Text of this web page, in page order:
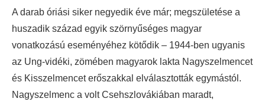
A darab óriási siker negyedik éve már; megszületése a
huszadik század egyik szörnyűséges magyar
vonatkozású eseményéhez kötődik – 1944-ben ugyanis
az Ung-vidéki, zömében magyarok lakta Nagyszelmencet
és Kisszelmencet erőszakkal elválasztották egymástól.
Nagyszelmenc a volt Csehszlovákiában maradt,